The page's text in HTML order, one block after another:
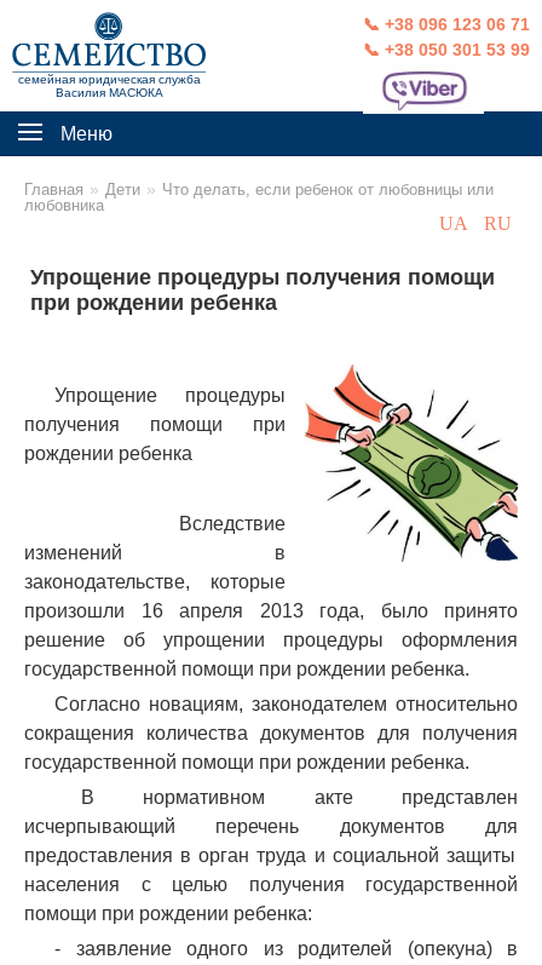
семейная юридическая служба
Василия МАСЮКА
📞 +38 096 123 06 71
📞 +38 050 301 53 99
Меню
Главная » Дети » Что делать, если ребенок от любовницы или
любовника
UA RU
Упрощение процедуры получения помощи
при рождении ребенка
Упрощение процедуры
получения помощи при
рождении ребенка
Вследствие
изменений в
законодательстве, которые
произошли 16 апреля 2013 года, было принято
решение об упрощении процедуры оформления
государственной помощи при рождении ребенка.
Согласно новациям, законодателем относительно
сокращения количества документов для получения
государственной помощи при рождении ребенка.
В нормативном акте представлен
исчерпывающий перечень документов для
предоставления в орган труда и социальной защиты
населения сцелью получения государственной
помощи при рождении ребенка:
- заявлениеодного из родителей (опекуна) в